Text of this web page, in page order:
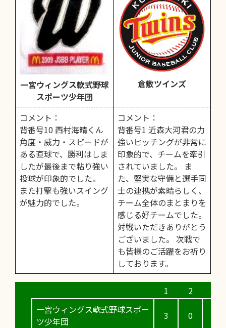
一宮ウィングス軟式野球
スポーツ少年団
倉敷ツインズ
コメント：
背番号10 西村海晴くん
角度・威力・スピードが
ある直球で、勝利はしま
したが最後まで粘り強い
投球が印象的でした。
また打撃も強いスイング
が魅力的でした。
コメント：
背番号1 近森大河君の力
強いピッチングが非常に
印象的で、チームを牽引
されていました。 ま
た、堅実な守備と選手同
士の連携が素晴らしく、
チーム全体のまとまりを
感じる好チームでした。
対戦いただきありがとう
ございました。 次戦で
も皆様のご活躍をお祈り
しております。
一宮ウィングス軟式野球スポー
ツ少年団
3 0